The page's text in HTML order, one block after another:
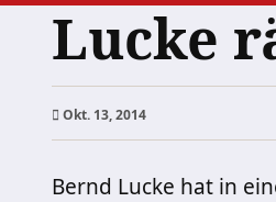
Lucke
Okt. 13, 2014
Bernd Lucke hat in